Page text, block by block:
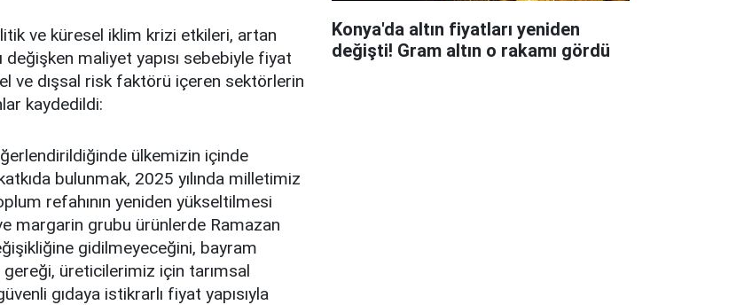
ve küresel iklim krizi etkileri, artan
değişken maliyet yapısı sebebiyle fiyat
ve dışsal risk faktörü içeren sektörlerin
kaydedildi:
ülkemizin içinde
bulunmak, 2025 yılında milletimiz
refahının yeniden yükseltilmesi
margarin grubu ürünlerde Ramazan
gidilmeyeceğini, bayram
üreticilerimiz için tarımsal
gıdaya istikrarlı fiyat yapısıyla
Konya'da altın fiyatları yeniden
değişti! Gram altın o rakamı gördü